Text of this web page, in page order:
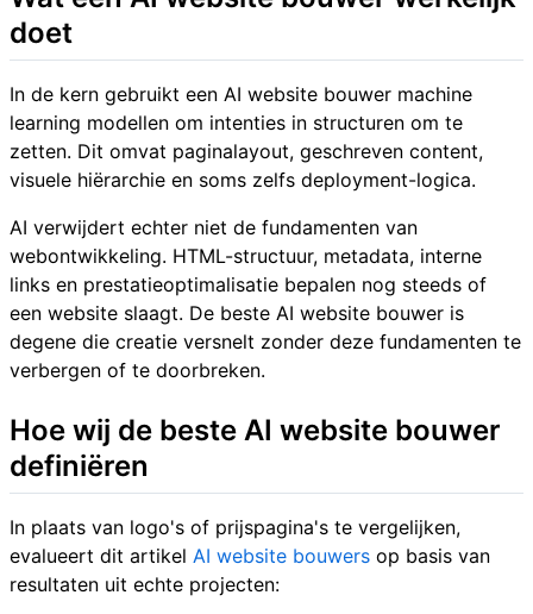
doet
In de kern gebruikt een AI website bouwer machine
learning modellen om intenties in structuren om te
zetten. Dit omvat paginalayout, geschreven content,
visuele hiërarchie en soms zelfs deployment-logica.
AI verwijdert echter niet de fundamenten van
webontwikkeling. HTML-structuur, metadata, interne
links en prestatieoptimalisatie bepalen nog steeds of
een website slaagt. De beste AI website bouwer is
degene die creatie versnelt zonder deze fundamenten te
verbergen of te doorbreken.
Hoe wij de beste AI website bouwer
definiëren
In plaats van logo's of prijspagina's te vergelijken,
evalueert dit artikel AI website bouwers op basis van
resultaten uit echte projecten: